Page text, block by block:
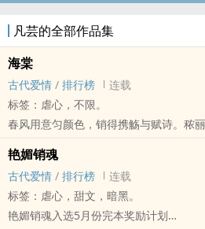
凡芸的全部作品集
‎‍海‍‎棠‎‌‍
古代爱情 / 排行榜
连载
标签：虐心，不限。
春风用意匀颜色，销得携觞与赋诗。秾
宿深枝。
‎‍海‍‎棠‎‌‍，花开，花落
光阴荏苒中
病弱的他用尽一生心力爱一个女人
艳媚销魂
古代爱情 / 排行榜
连载
标签：虐心，甜文，暗黑。
艳媚销魂入选5月份完本奖励计划